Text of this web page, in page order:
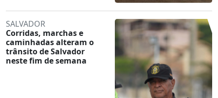
SALVADOR
Corridas, marchas e
caminhadas alteram o
trânsito de Salvador
neste fim de semana